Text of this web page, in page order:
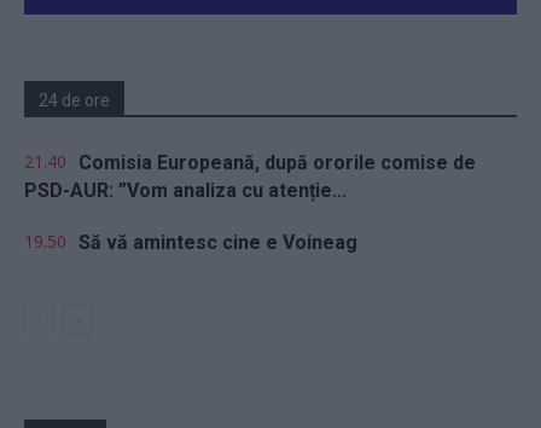
24 de ore
21.40
Comisia Europeană, după ororile comise de
PSD-AUR: ”Vom analiza cu atenție...
19.50 Să vă amintesc cine e Voineag